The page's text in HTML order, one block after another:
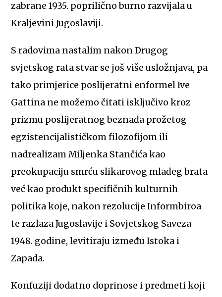
zabrane 1935. poprilično burno razvijala u
Kraljevini Jugoslaviji.
S radovima nastalim nakon Drugog
svjetskog rata stvar se još više usložnjava, pa
tako primjerice poslijeratni enformel Ive
Gattina ne možemo čitati isključivo kroz
prizmu poslijeratnog beznađa prožetog
egzistencijalističkom filozofijom ili
nadrealizam Miljenka Stančića kao
preokupaciju smrću slikarovog mlađeg brata
već kao produkt specifičnih kulturnih
politika koje, nakon rezolucije Informbiroa
te razlaza Jugoslavije i Sovjetskog Saveza
1948. godine, levitiraju između Istoka i
Zapada.
Konfuziji dodatno doprinose i predmeti koji